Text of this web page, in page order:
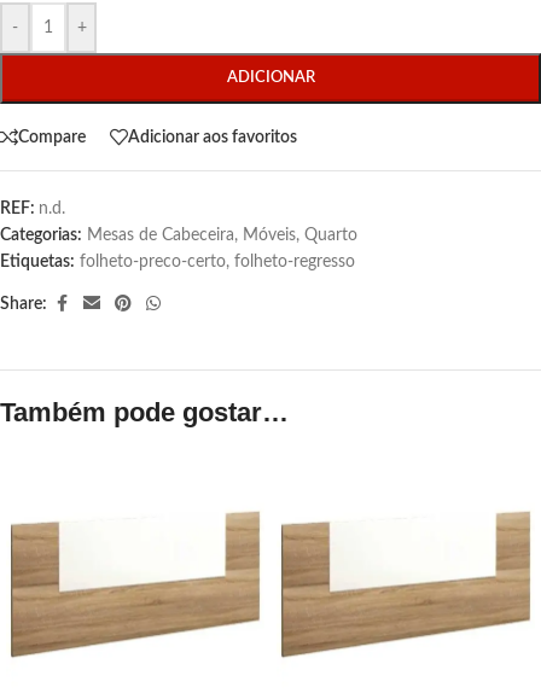
- +
ADICIONAR
Compare Adicionar aos favoritos
REF: n.d.
Categorias: Mesas de Cabeceira, Móveis, Quarto
Etiquetas: folheto-preco-certo, folheto-regresso
Share:
Também pode gostar…